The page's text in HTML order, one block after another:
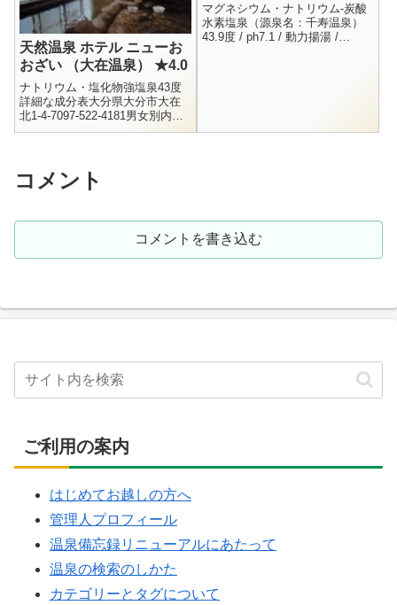
天然温泉 ホテル ニューお
おざい （大在温泉） ★4.0
ナトリウム・塩化物強塩泉43度
詳細な成分表大分県大分市大在
北1-4-7097-522-4181男女別内
湯、サウナ、水風呂大人 300
マグネシウム・ナトリウム-炭酸
水素塩泉（源泉名：千寿温泉）
43.9度 / ph7.1 / 動力揚湯 /
コメント
コメントを書き込む
ご利用の案内
はじめてお越しの方へ
管理人プロフィール
温泉備忘録リニューアルにあたって
温泉の検索のしかた
カテゴリーとタグについて